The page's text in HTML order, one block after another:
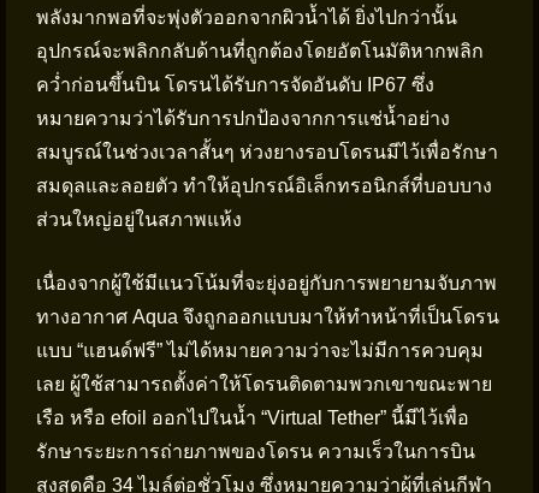
พลังมากพอที่จะพุ่งตัวออกจากผิวน้ำได้ ยิ่งไปกว่านั้น
อุปกรณ์จะพลิกกลับด้านที่ถูกต้องโดยอัตโนมัติหากพลิก
คว่ำก่อนขึ้นบิน โดรนได้รับการจัดอันดับ IP67 ซึ่ง
หมายความว่าได้รับการปกป้องจากการแช่น้ำอย่าง
สมบูรณ์ในช่วงเวลาสั้นๆ ห่วงยางรอบโดรนมีไว้เพื่อรักษา
สมดุลและลอยตัว ทำให้อุปกรณ์อิเล็กทรอนิกส์ที่บอบบาง
ส่วนใหญ่อยู่ในสภาพแห้ง
เนื่องจากผู้ใช้มีแนวโน้มที่จะยุ่งอยู่กับการพยายามจับภาพ
ทางอากาศ Aqua จึงถูกออกแบบมาให้ทำหน้าที่เป็นโดรน
แบบ “แฮนด์ฟรี” ไม่ได้หมายความว่าจะไม่มีการควบคุม
เลย ผู้ใช้สามารถตั้งค่าให้โดรนติดตามพวกเขาขณะพาย
เรือ หรือ efoil ออกไปในน้ำ “Virtual Tether” นี้มีไว้เพื่อ
รักษาระยะการถ่ายภาพของโดรน ความเร็วในการบิน
สูงสุดคือ 34 ไมล์ต่อชั่วโมง ซึ่งหมายความว่าผู้ที่เล่นกีฬา